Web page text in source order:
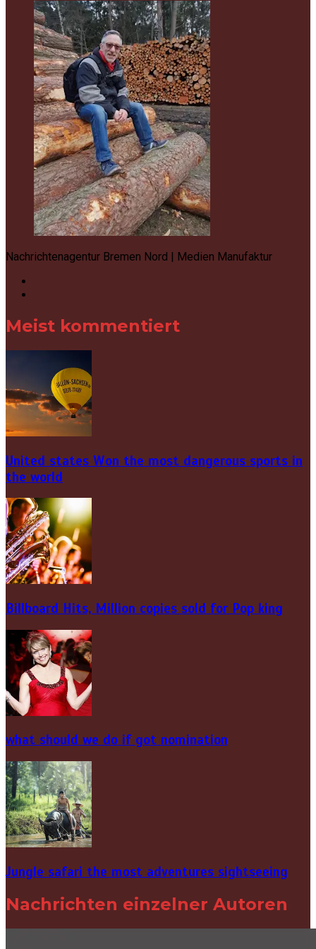
Nachrichtenagentur Bremen Nord | Medien Manufaktur
Meist kommentiert
United states Won the most dangerous sports in
the world
Billboard Hits, Million copies sold for Pop king
what should we do if got nomination
Jungle safari the most adventures sightseeing
Nachrichten einzelner Autoren